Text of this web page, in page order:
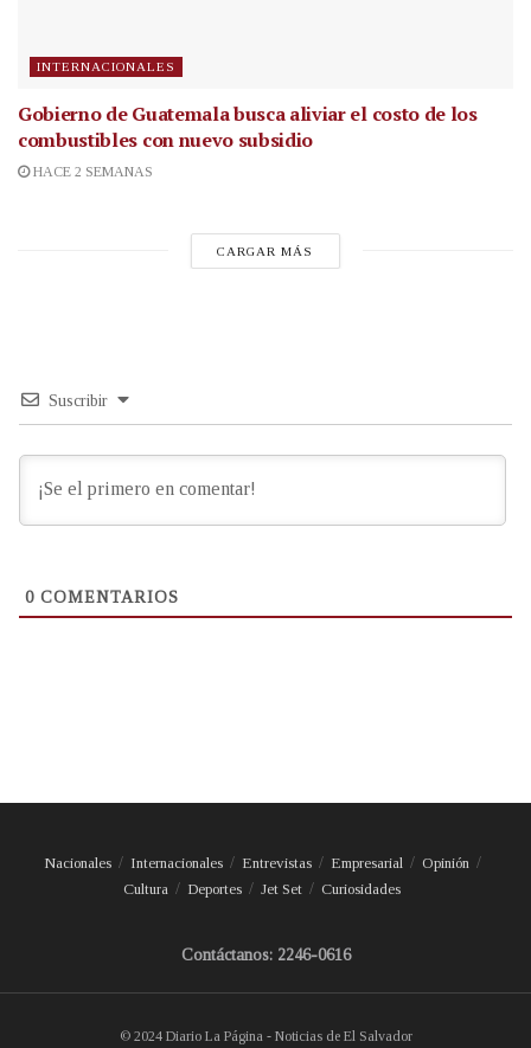
INTERNACIONALES
Gobierno de Guatemala busca aliviar el costo de los
combustibles con nuevo subsidio
HACE 2 SEMANAS
CARGAR MÁS
Suscribir
0 COMENTARIOS
Nacionales Internacionales Entrevistas Empresarial
Opinión
Cultura
Deportes Jet Set Curiosidades
Contáctanos: 2246-0616
© 2024 Diario La Página - Noticias de El Salvador